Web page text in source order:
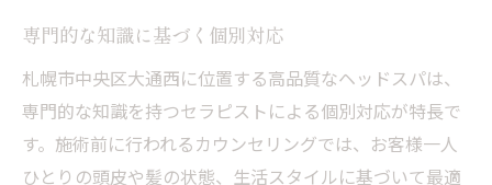
専門的な知識に基づく個別対応
札幌市中央区大通西に位置する高品質なヘッドスパは、
専門的な知識を持つセラピストによる個別対応が特長で
す。施術前に行われるカウンセリングでは、お客様一人
ひとりの頭皮や髪の状態、生活スタイルに基づいて最適